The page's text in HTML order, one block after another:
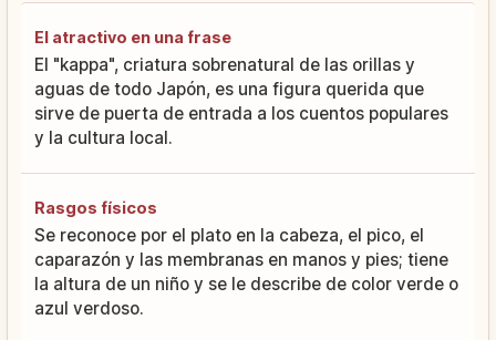
El atractivo en una frase
El "kappa", criatura sobrenatural de las orillas y
aguas de todo Japón, es una figura querida que
sirve de puerta de entrada a los cuentos populares
y la cultura local.
Rasgos físicos
Se reconoce por el plato en la cabeza, el pico, el
caparazón y las membranas en manos y pies; tiene
la altura de un niño y se le describe de color verde o
azul verdoso.